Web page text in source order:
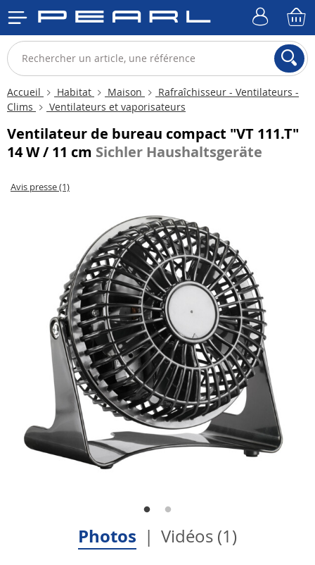
Accueil Habitat Maison
Rafraîchisseur - Ventilateurs -
Clims
Ventilateurs et vaporisateurs
Ventilateur de bureau compact "VT 111.T"
14 W / 11 cm Sichler Haushaltsgeräte
Avis presse (1)
Photos Vidéos (1)